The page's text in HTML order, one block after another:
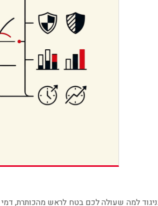
למה שעולה לכם בטח לראש מהכותרת,